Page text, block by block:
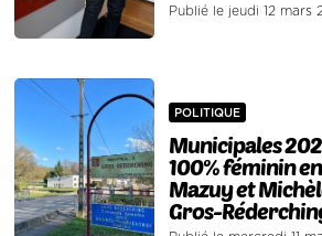
Publié le jeudi 12 mars
POLITIQUE
Municipales
100% féminin
Mazuy et
Gros-